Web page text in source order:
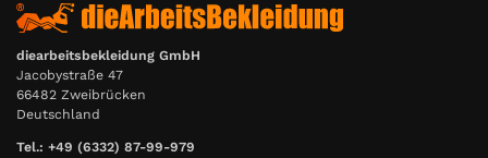
diearbeitsbekleidung GmbH
Jacobystraße 47
66482 Zweibrücken
Deutschland
Tel.: +49 (6332) 87-99-979